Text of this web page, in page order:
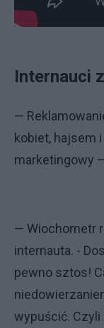
Internauci
—
kobiet, hajsem
marketingowy
— Wiochometr
internauta. -
pewno sztos!
wypuścić. Czyli